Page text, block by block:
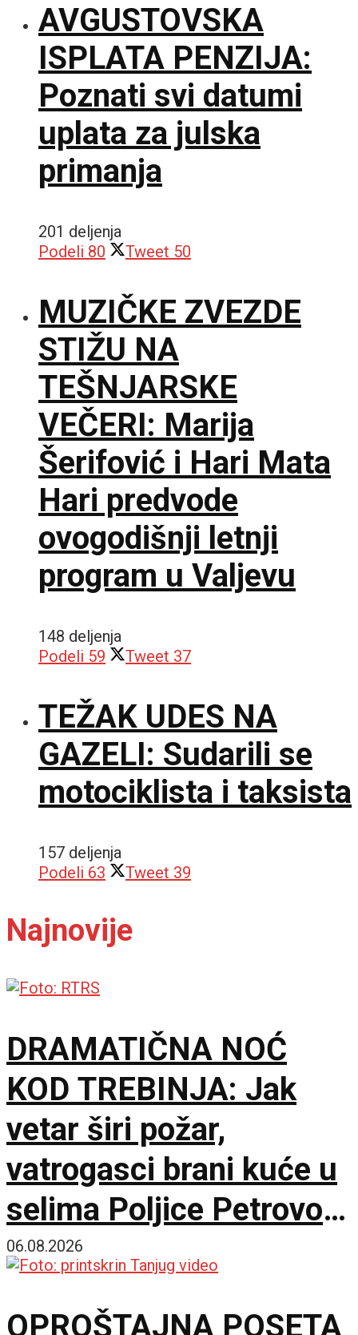
AVGUSTOVSKA
ISPLATA PENZIJA:
Poznati svi datumi
uplata za julska
primanja
201 deljenja
Podeli 80 Tweet 50
MUZIČKE ZVEZDE
STIŽU NA
TEŠNJARSKE
VEČERI: Marija
Šerifović i Hari Mata
Hari predvode
ovogodišnji letnji
program u Valjevu
148 deljenja
Podeli 59 Tweet 37
TEŽAK UDES NA
GAZELI: Sudarili se
motociklista i taksista
157 deljenja
Podeli 63 Tweet 39
Najnovije
DRAMATIČNA NOĆ
KOD TREBINJA: Jak
vetar širi požar,
vatrogasci brani kuće u
selima Poljice Petrovo i
Marići
06.08.2026
OPROŠTAJNA POSETA